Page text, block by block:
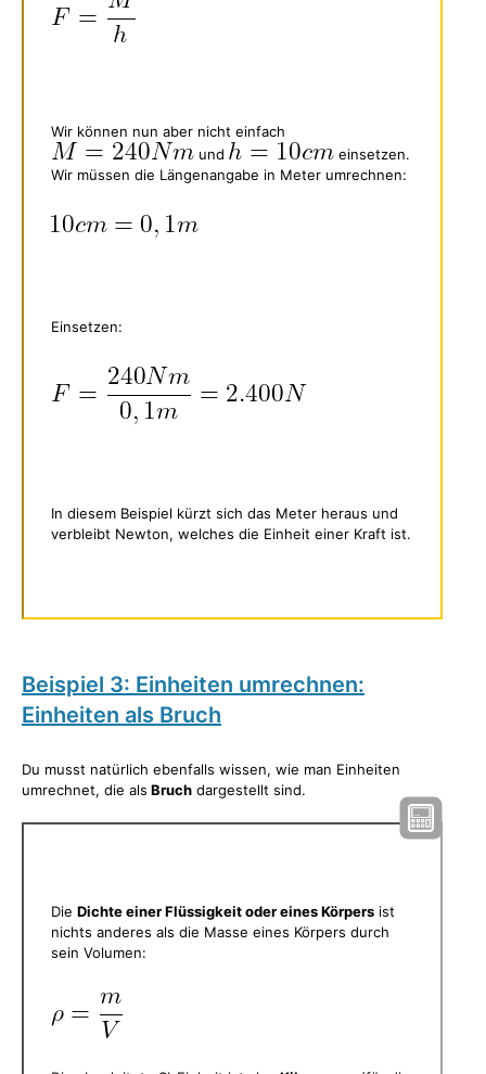
Wir können nun aber nicht einfach
und
einsetzen.
Wir müssen die Längenangabe in Meter umrechnen:
Einsetzen:
In diesem Beispiel kürzt sich das Meter heraus und
verbleibt Newton, welches die Einheit einer Kraft ist.
Beispiel 3: Einheiten umrechnen:
Einheiten als Bruch
Du musst natürlich ebenfalls wissen, wie man Einheiten
umrechnet, die als Bruch dargestellt sind.
Die Dichte einer Flüssigkeit oder eines Körpers ist
nichts anderes als die Masse eines Körpers durch
sein Volumen: